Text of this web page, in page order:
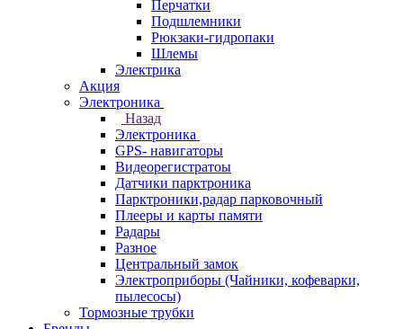
Перчатки
Подшлемники
Рюкзаки-гидропаки
Шлемы
Электрика
Акция
Электроника
Назад
Электроника
GPS- навигаторы
Видеорегистратоы
Датчики парктроника
Парктроники,радар парковочный
Плееры и карты памяти
Радары
Разное
Центральный замок
Электроприборы (Чайники, кофеварки,
пылесосы)
Тормозные трубки